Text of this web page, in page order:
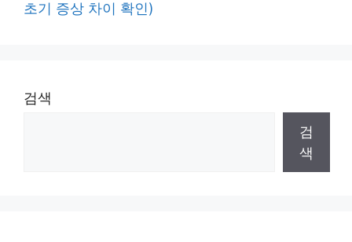
초기 증상 차이 확인)
검색
검
색